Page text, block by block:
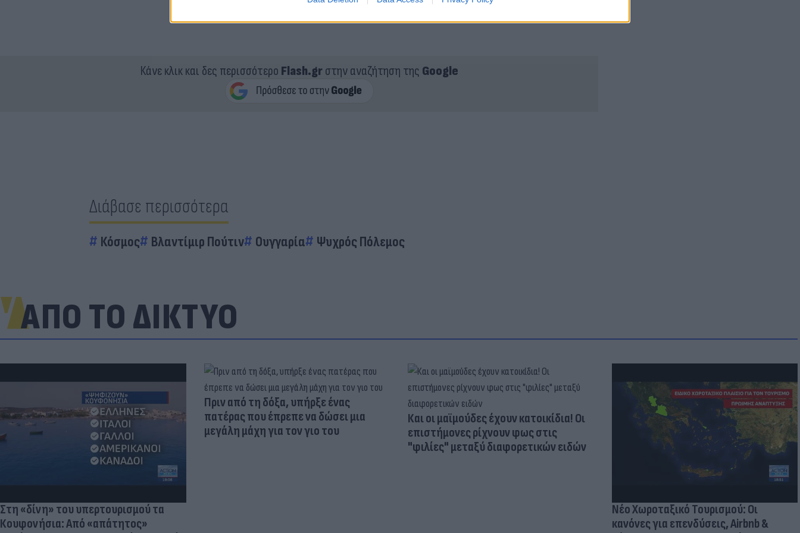
Κάνε κλικ και δες περισσότερο Flash.grστην αναζήτηση της Google
Διάβασε περισσότερα
Κόσμος Βλαντίμιρ Πούτιν Ουγγαρία Ψυχρός Πόλεμος
ΑΠΟ ΤΟ ΔΙΚΤΥΟ
Στη «δίνη» του υπερτουρισμού τα
Κουφονήσια: Από «απάτητος»
Πριν από τη δόξα, υπήρξε ένας
πατέρας που έπρεπε να δώσει μια
μεγάλη μάχη για τον γιο του
Και οι μαϊμούδες έχουν κατοικίδια! Οι
επιστήμονες ρίχνουν φως στις
"φιλίες" μεταξύ διαφορετικών ειδών
Νέο Χωροταξικό Τουρισμού: Οι
κανόνες για επενδύσεις, Airbnb &